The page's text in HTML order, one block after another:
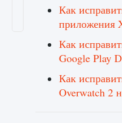
Как
приложения
Как
Google Play
Как
Overwatch 2